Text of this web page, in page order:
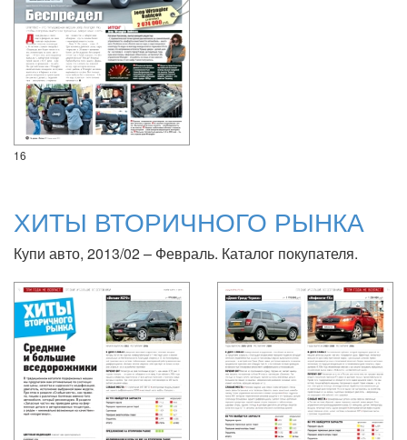
16
ХИТЫ ВТОРИЧНОГО РЫНКА
Купи авто, 2013/02 – Февраль. Каталог покупателя.